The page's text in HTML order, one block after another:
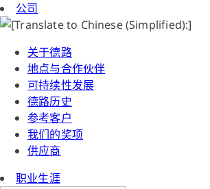
公司
关于德路
地点与合作伙伴
可持续性发展
德路历史
参考客户
我们的奖项
供应商
职业生涯